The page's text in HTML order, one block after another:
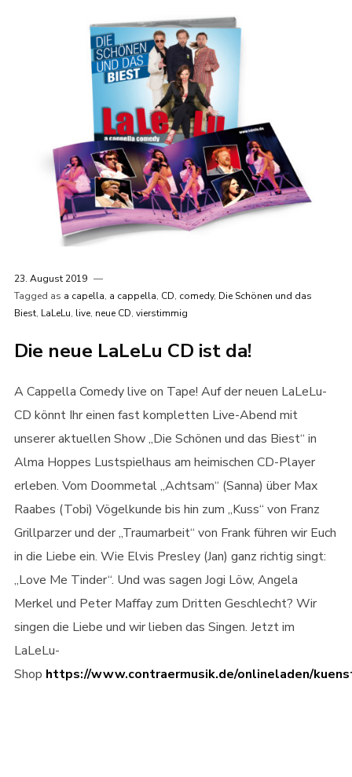
23. August 2019
Tagged as a capella, a cappella, CD, comedy, Die Schönen und das
Biest, LaLeLu, live, neue CD, vierstimmig
Die neue LaLeLu CD ist da!
A Cappella Comedy live on Tape! Auf der neuen LaLeLu-
CD könnt Ihr einen fast kompletten Live-Abend mit
unserer aktuellen Show „Die Schönen und das Biest“ in
Alma Hoppes Lustspielhaus am heimischen CD-Player
erleben. Vom Doommetal „Achtsam“ (Sanna) über Max
Raabes (Tobi) Vögelkunde bis hin zum „Kuss“ von Franz
Grillparzer und der „Traumarbeit“ von Frank führen wir Euch
in die Liebe ein. Wie Elvis Presley (Jan) ganz richtig singt:
„Love Me Tinder“. Und was sagen Jogi Löw, Angela
Merkel und Peter Maffay zum Dritten Geschlecht? Wir
singen die Liebe und wir lieben das Singen. Jetzt im
LaLeLu-
Shop https://www.contraermusik.de/onlineladen/